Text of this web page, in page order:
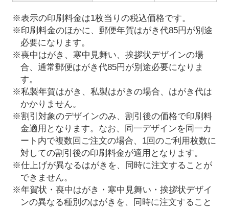
※表示の印刷料金は1枚当りの税込価格です。
※印刷料金のほかに、郵便年賀はがき代85円が別途
必要になります。
※喪中はがき、寒中見舞い、挨拶状デザインの場
合、通常郵便はがき代85円が別途必要になりま
す。
※私製年賀はがき、私製はがきの場合、はがき代は
かかりません。
※割引対象のデザインのみ、割引後の価格で印刷料
金適用となります。なお、同一デザインを同一カ
ート内で複数回ご注文の場合、1回のご利用枚数に
対しての割引後の印刷料金が適用となります。
※仕上げが異なるはがきを、同時に注文することが
できません。
※年賀状・喪中はがき・寒中見舞い・挨拶状デザイ
ンの異なる種別のはがきを、同時に注文すること